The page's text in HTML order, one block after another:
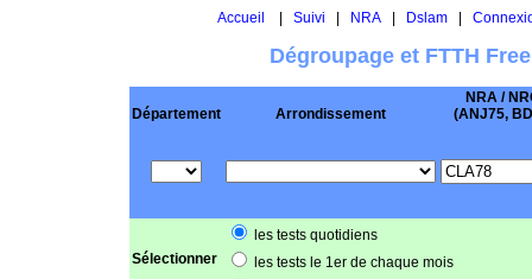
Accueil Suivi NRA| Dslam|
Dégroupage et FTTH
Département Arrondissement
NRA /
(ANJ75,
Sélectionner
les tests quotidiens
les tests le 1er de chaque mois